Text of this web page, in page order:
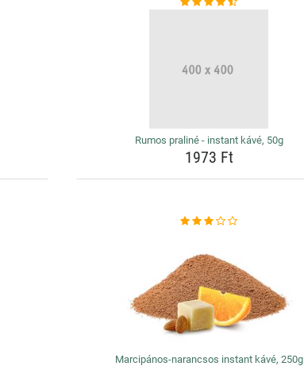
Rumos praliné - instant kávé, 50g
1973 Ft
Marcipános-narancsos instant kávé, 250g